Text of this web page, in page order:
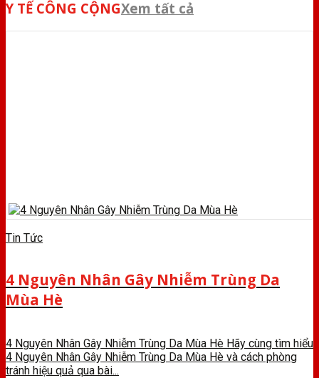
Y TẾ CÔNG CỘNGXem tất cả
Tin Tức
4 Nguyên Nhân Gây Nhiễm Trùng Da
Mùa Hè
4 Nguyên Nhân Gây Nhiễm Trùng Da Mùa Hè Hãy cùng tìm hiểu
4 Nguyên Nhân Gây Nhiễm Trùng Da Mùa Hè và cách phòng
tránh hiệu quả qua bài...